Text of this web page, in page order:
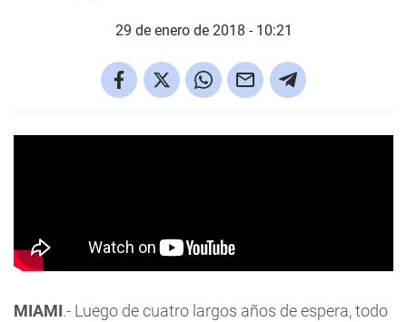
29 de enero de 2018 - 10:21
MIAMI.- Luego de cuatro largos años de espera, todo